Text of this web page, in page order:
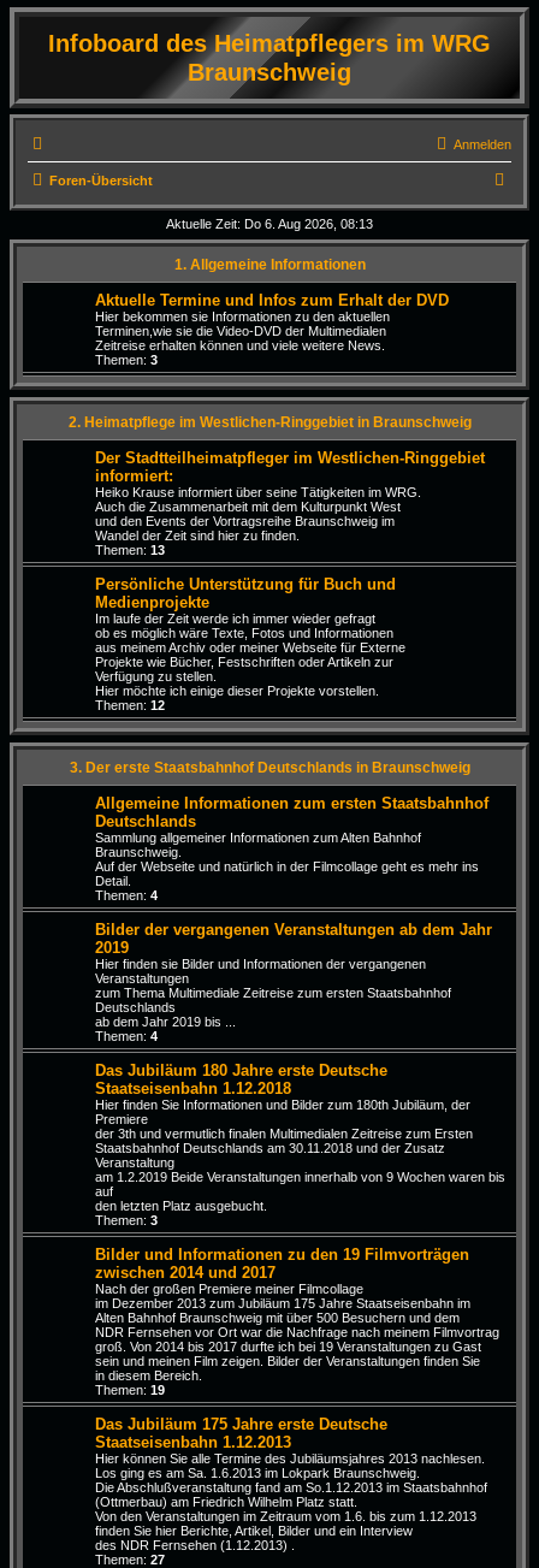
Infoboard des Heimatpflegers im WRG
Braunschweig
Anmelden
Foren-Übersicht
u
c
Aktuelle Zeit: Do 6. Aug 2026, 08:13
1. Allgemeine Informationen
Aktuelle Termine und Infos zum Erhalt der DVD
Hier bekommen sie Informationen zu den aktuellen
Terminen,wie sie die Video-DVD der Multimedialen
Zeitreise erhalten können und viele weitere News.
Themen: 3
2. Heimatpflege im Westlichen-Ringgebiet in Braunschweig
Der Stadtteilheimatpfleger im Westlichen-Ringgebiet
informiert:
Heiko Krause informiert über seine Tätigkeiten im WRG.
Auch die Zusammenarbeit mit dem Kulturpunkt West
und den Events der Vortragsreihe Braunschweig im
Wandel der Zeit sind hier zu finden.
Themen: 13
Persönliche Unterstützung für Buch und
Medienprojekte
Im laufe der Zeit werde ich immer wieder gefragt
ob es möglich wäre Texte, Fotos und Informationen
aus meinem Archiv oder meiner Webseite für Externe
Projekte wie Bücher, Festschriften oder Artikeln zur
Verfügung zu stellen.
Hier möchte ich einige dieser Projekte vorstellen.
Themen: 12
3. Der erste Staatsbahnhof Deutschlands in Braunschweig
Allgemeine Informationen zum ersten Staatsbahnhof
Deutschlands
Sammlung allgemeiner Informationen zum Alten Bahnhof
Braunschweig.
Auf der Webseite und natürlich in der Filmcollage geht es mehr ins
Detail.
Themen: 4
Bilder der vergangenen Veranstaltungen ab dem Jahr
2019
Hier finden sie Bilder und Informationen der vergangenen
Veranstaltungen
zum Thema Multimediale Zeitreise zum ersten Staatsbahnhof
Deutschlands
ab dem Jahr 2019 bis ...
Themen: 4
Das Jubiläum 180 Jahre erste Deutsche
Staatseisenbahn 1.12.2018
Hier finden Sie Informationen und Bilder zum 180th Jubiläum, der
Premiere
der 3th und vermutlich finalen Multimedialen Zeitreise zum Ersten
Staatsbahnhof Deutschlands am 30.11.2018 und der Zusatz
Veranstaltung
am 1.2.2019 Beide Veranstaltungen innerhalb von 9 Wochen waren bis
auf
den letzten Platz ausgebucht.
Themen: 3
Bilder und Informationen zu den 19 Filmvorträgen
zwischen 2014 und 2017
Nach der großen Premiere meiner Filmcollage
im Dezember 2013 zum Jubiläum 175 Jahre Staatseisenbahn im
Alten Bahnhof Braunschweig mit über 500 Besuchern und dem
NDR Fernsehen vor Ort war die Nachfrage nach meinem Filmvortrag
groß. Von 2014 bis 2017 durfte ich bei 19 Veranstaltungen zu Gast
sein und meinen Film zeigen. Bilder der Veranstaltungen finden Sie
in diesem Bereich.
Themen: 19
Das Jubiläum 175 Jahre erste Deutsche
Staatseisenbahn 1.12.2013
Hier können Sie alle Termine des Jubiläumsjahres 2013 nachlesen.
Los ging es am Sa. 1.6.2013 im Lokpark Braunschweig.
Die Abschlußveranstaltung fand am So.1.12.2013 im Staatsbahnhof
(Ottmerbau) am Friedrich Wilhelm Platz statt.
Von den Veranstaltungen im Zeitraum vom 1.6. bis zum 1.12.2013
finden Sie hier Berichte, Artikel, Bilder und ein Interview
des NDR Fernsehen (1.12.2013) .
Themen: 27